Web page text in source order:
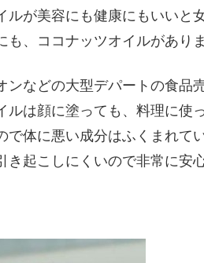
ルが美容にも健康にもいいと
も、ココナッツオイルがあり
ンなどの大型デパートの食品
ルは顔に塗っても、料理に使
で体に悪い成分はふくまれて
き起こしにくいので非常に安心